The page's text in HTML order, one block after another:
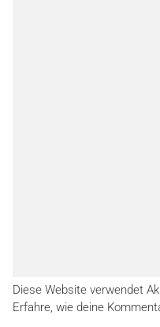
Diese Website verwendet
Erfahre, wie deine